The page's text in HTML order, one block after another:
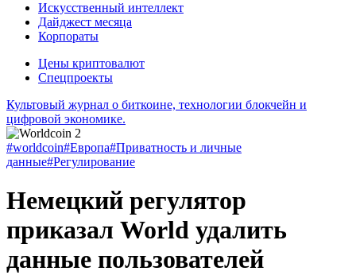
Искусственный интеллект
Дайджест месяца
Корпораты
Цены криптовалют
Спецпроекты
Культовый журнал о биткоине, технологии блокчейн и
цифровой экономике.
#worldcoin#Европа#Приватность и личные
данные#Регулирование
Немецкий регулятор
приказал World удалить
данные пользователей